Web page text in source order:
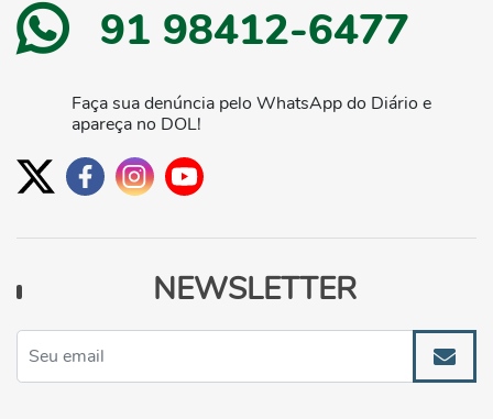
91 98412-6477
Faça sua denúncia pelo WhatsApp do Diário e
apareça no DOL!
NEWSLETTER